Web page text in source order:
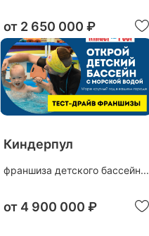
от 2 650 000 ₽
Киндерпул
франшиза детского бассейн...
от 4 900 000 ₽